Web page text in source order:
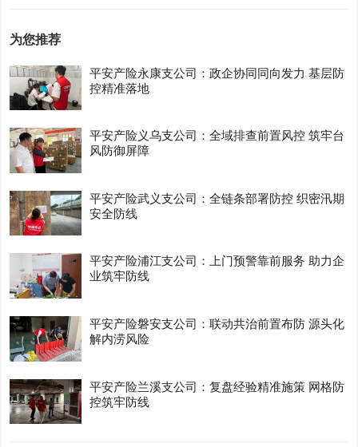
为您推荐
平安产险永康支公司：政企协同同向发力 基层防
控精准落地
平安产险义乌支公司：全域排查前置风控 筑牢台
风防御屏障
平安产险武义支公司：全链条部署防控 织密汛期
安全防线
平安产险浦江支公司：上门预警靠前服务 助力企
业筑牢防线
平安产险磐安支公司：联动共治前置布防 源头化
解内涝风险
平安产险兰溪支公司：复盘经验精准施策 网格防
控筑牢防线